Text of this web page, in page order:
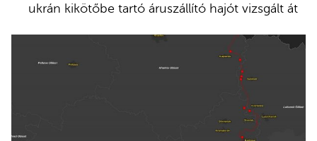
ukrán kikötőbe tartó áruszállító hajót vizsgált át